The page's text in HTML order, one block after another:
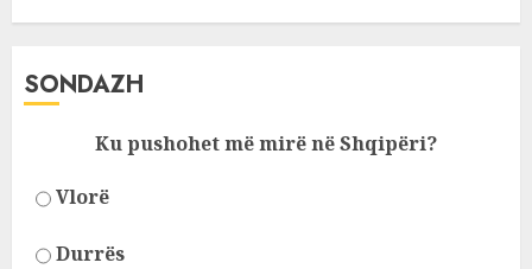
SONDAZH
Ku pushohet më mirë në Shqipëri?
Vlorë
Durrës